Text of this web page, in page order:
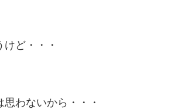
ど・・・
わないから・・・